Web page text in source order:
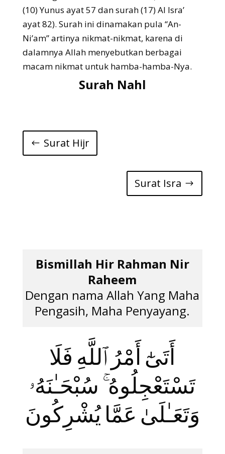
(10) Yunus ayat 57 dan surah (17) Al Isra’
ayat 82). Surah ini dinamakan pula “An-
Ni’am” artinya nikmat-nikmat, karena di
dalamnya Allah menyebutkan berbagai
macam nikmat untuk hamba-hamba-Nya.
Surah Nahl
Surat Hijr
Surat Isra
Bismillah Hir Rahman Nir
Raheem
Dengan nama Allah Yang Maha
Pengasih, Maha Penyayang.
أَتَىٰٓ أَمْرُ ٱللَّهِ فَلَا
تَسْتَعْجِلُوهُ ۚ سُبْحَـٰنَهُۥ
وَتَعَـٰلَىٰ عَمَّا يُشْرِكُونَ